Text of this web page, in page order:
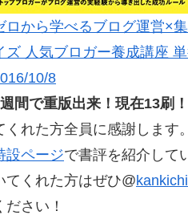
ロから学べるブログ運営×
ズ 人気ブロガー養成講座
10/8
間で重版出来！現在13刷！
くれた方全員に感謝します。
設ページで書評を紹介して
てくれた方はぜひ@kankichi
ださい！